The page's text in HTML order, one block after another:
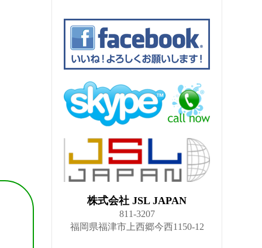
株式会社 JSL JAPAN
811-3207
福岡県福津市上西郷今西1150-12